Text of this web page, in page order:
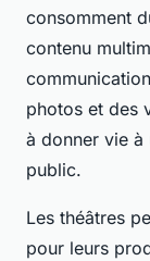
consomment
contenu
photos et des
à donner vie à
public.
Les théâtres
pour leurs